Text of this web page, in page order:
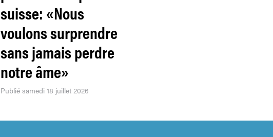
suisse: «Nous
voulons surprendre
sans jamais perdre
notre âme»
Publié samedi 18 juillet 2026